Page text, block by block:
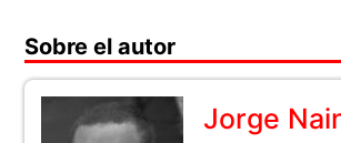
Sobre el autor
Jorge